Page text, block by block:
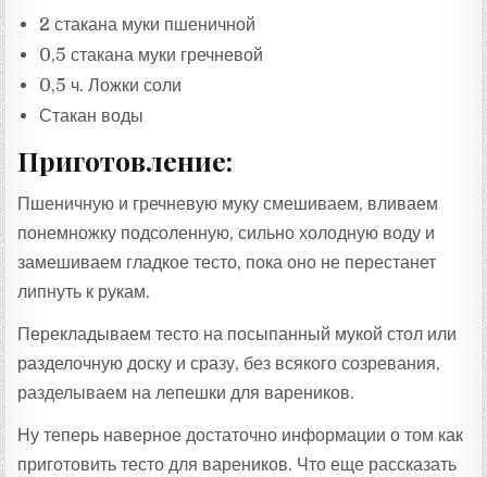
2 стакана муки пшеничной
0,5 стакана муки гречневой
0,5 ч. Ложки соли
Стакан воды
Приготовление:
Пшеничную и гречневую муку смешиваем, вливаем
понемножку подсоленную, сильно холодную воду и
замешиваем гладкое тесто, пока оно не перестанет
липнуть к рукам.
Перекладываем тесто на посыпанный мукой стол или
разделочную доску и сразу, без всякого созревания,
разделываем на лепешки для вареников.
Ну теперь наверное достаточно информации о том как
приготовить тесто для вареников. Что еще рассказать